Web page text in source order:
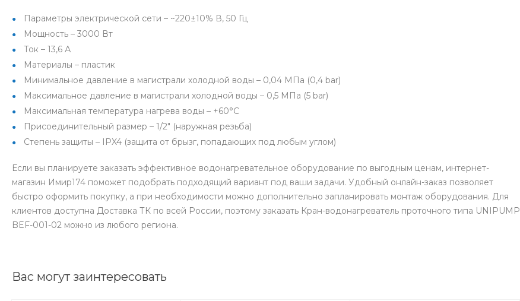
Параметры электрической сети – ~220±10% В, 50 Гц
Мощность – 3000 Вт
Ток – 13,6 А
Материалы – пластик
Минимальное давление в магистрали холодной воды – 0,04 МПа (0,4 bar)
Максимальное давление в магистрали холодной воды – 0,5 МПа (5 bar)
Максимальная температура нагрева воды – +60°С
Присоединительный размер – 1/2″ (наружная резьба)
Степень защиты – IPX4 (защита от брызг, попадающих под любым углом)
Если вы планируете заказать эффективное водонагревательное оборудование по выгодным ценам, интернет-
магазин Имир174 поможет подобрать подходящий вариант под ваши задачи. Удобный онлайн-заказ позволяет
быстро оформить покупку, а при необходимости можно дополнительно запланировать монтаж оборудования. Для
клиентов доступна Доставка ТК по всей России, поэтому заказать Кран-водонагреватель проточного типа UNIPUMP
BEF-001-02 можно из любого региона.
Вас могут заинтересовать